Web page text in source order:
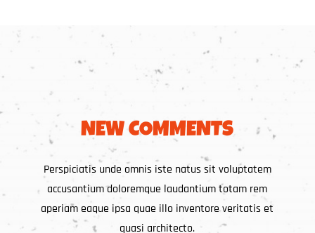
NEW COMMENTS
Perspiciatis unde omnis iste natus sit voluptatem
accusantium doloremque laudantium totam rem
aperiam eaque ipsa quae illo inventore veritatis et
quasi architecto.